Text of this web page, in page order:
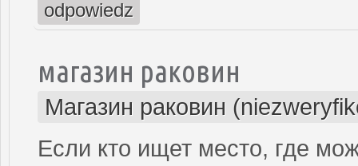
odpowiedz
магазин раковин
Магазин раковин
Если кто ищет место, где